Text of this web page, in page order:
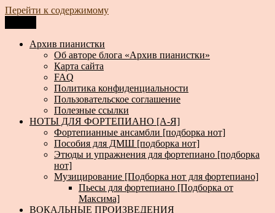
Перейти к содержимому
Архив пианистки
Всё для пианистов: ноты, книги, музыка, статьи…
Архив пианистки
Об авторе блога «Архив пианистки»
Карта сайта
FAQ
Политика конфиденциальности
Пользовательское соглашение
Полезные ссылки
НОТЫ ДЛЯ ФОРТЕПИАНО [А-Я]
Фортепианные ансамбли [подборка нот]
Пособия для ДМШ [подборка нот]
Этюды и упражнения для фортепиано [подборка
нот]
Музицирование [Подборка нот для фортепиано]
Пьесы для фортепиано [Подборка от
Максима]
ВОКАЛЬНЫЕ ПРОИЗВЕДЕНИЯ